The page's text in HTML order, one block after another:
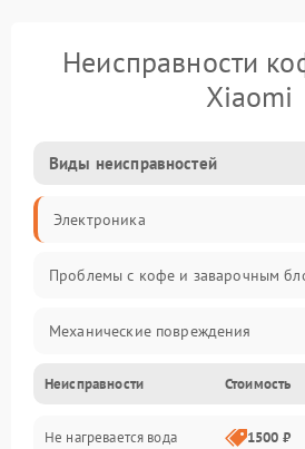
Неисправности
Xiaomi
Виды неисправностей
Электроника
Проблемы с кофе и заварочным
Механические повреждения
Прочие неисправности
Включение и работа
Неисправности Стоимость
Не нагревается вода 1500 ₽